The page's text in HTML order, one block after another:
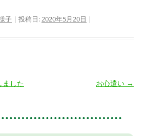
子 | 投稿日:2020年5月20日 |
ました お心遣い →